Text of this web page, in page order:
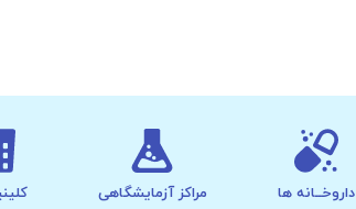
داروخــانه ها مراکز آزمایشگاهی